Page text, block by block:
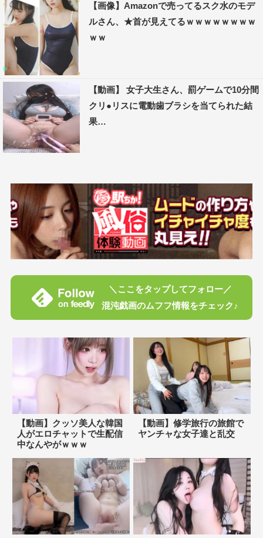
【画像】Amazonで売ってるスク水のモデ
ルさん、★首が見えてるｗｗｗｗｗｗｗｗ
ｗｗ
【動画】 女子大生さん、罰ゲームで10分間
クリ●リスに電動歯ブラシを当てられた結
果…
＼ここをタップしてフォロー／
混沌戯画のムフフ情報をチェック♪
【動画】クッソ美人な韓国
人がエロチャットで生配信
中なんやがｗｗｗ
【動画】修学旅行の旅館で
ヤンチャな女子達と乱交